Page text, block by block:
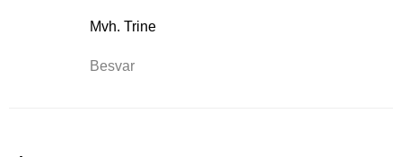
Mvh. Trine
Besvar